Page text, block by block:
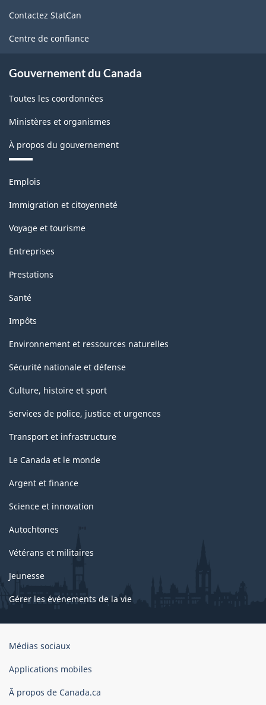
ce
site
Contactez StatCan
Centre de confiance
Gouvernement du Canada
Toutes les coordonnées
Ministères et organismes
À propos du gouvernement
Thèmes
sujets
Emplois
Immigration et citoyenneté
Voyage et tourisme
Entreprises
Prestations
Santé
Impôts
Environnement et ressources naturelles
Sécurité nationale et défense
Culture, histoire et sport
Services de police, justice et urgences
Transport et infrastructure
Le Canada et le monde
Argent et finance
Science et innovation
Autochtones
Vétérans et militaires
Jeunesse
Gérer les événements de la vie
Organisation
gouvernement
Canada
Médias sociaux
Applications mobiles
Ã propos de Canada.ca